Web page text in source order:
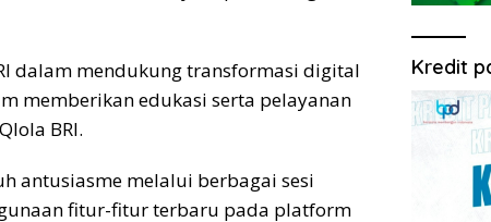
dalam mendukung transformasi digital
memberikan edukasi serta pelayanan
BRI.
antusiasme melalui berbagai sesi
fitur-fitur terbaru pada platform
Kredit